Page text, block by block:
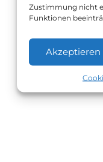
Zustimmung nicht
Funktionen
Akzeptieren